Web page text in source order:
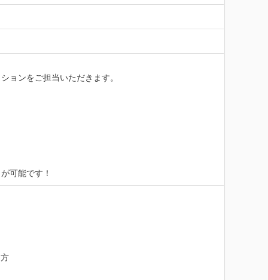
ョンをご担当いただきます。
可能です！